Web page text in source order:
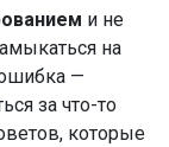
и не
на
—
за что-то
которые